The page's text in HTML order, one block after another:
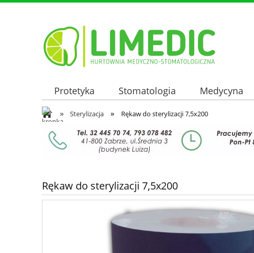
Protetyka Stomatologia Medycyna
Oferta hurtowa
» Sterylizacja » Rękaw do sterylizacji 7,5x200
Rękaw do sterylizacji 7,5x200